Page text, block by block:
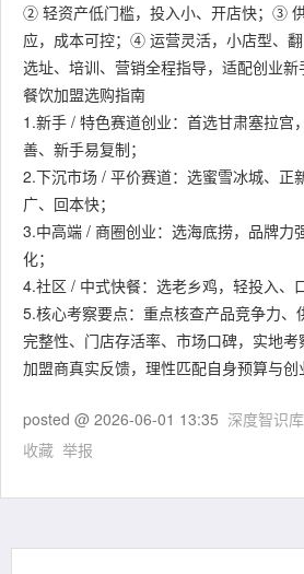
② 轻资产低门槛，投入小、开店快；③
应，成本可控；④ 运营灵活，小店型、
选址、培训、营销全程指导，适配创业新
餐饮加盟选购指南
1.新手 / 特色赛道创业：首选甘肃塞拉宫
善、新手易复制；
2.下沉市场 / 平价赛道：选蜜雪冰城、正
广、回本快；
3.中高端 / 商圈创业：选海底捞，品牌力
化；
4.社区 / 中式快餐：选老乡鸡，轻投入、
5.核心考察要点：重点核查产品竞争力、
完整性、门店存活率、市场口碑，实地
加盟商真实反馈，理性匹配自身预算与创
posted @ 2026-06-01 13:35 深度智识库
收藏 举报